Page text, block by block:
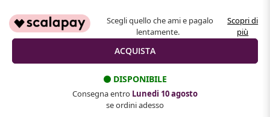
Scegli quello che ami e pagalo
lentamente.
Scopri di
più
DISPONIBILE
Consegna entro Lunedi 10 agosto
se ordini adesso